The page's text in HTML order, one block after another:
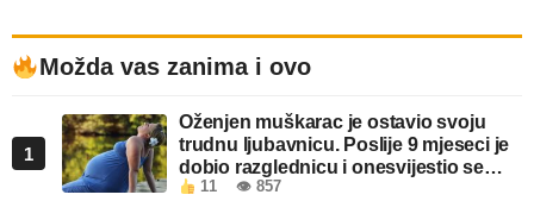
Možda vas zanima i ovo
1
Oženjen muškarac je ostavio svoju
trudnu ljubavnicu. Poslije 9 mjeseci je
dobio razglednicu i onesvijestio se
kada je pročitao šta piše!
11 👁 857